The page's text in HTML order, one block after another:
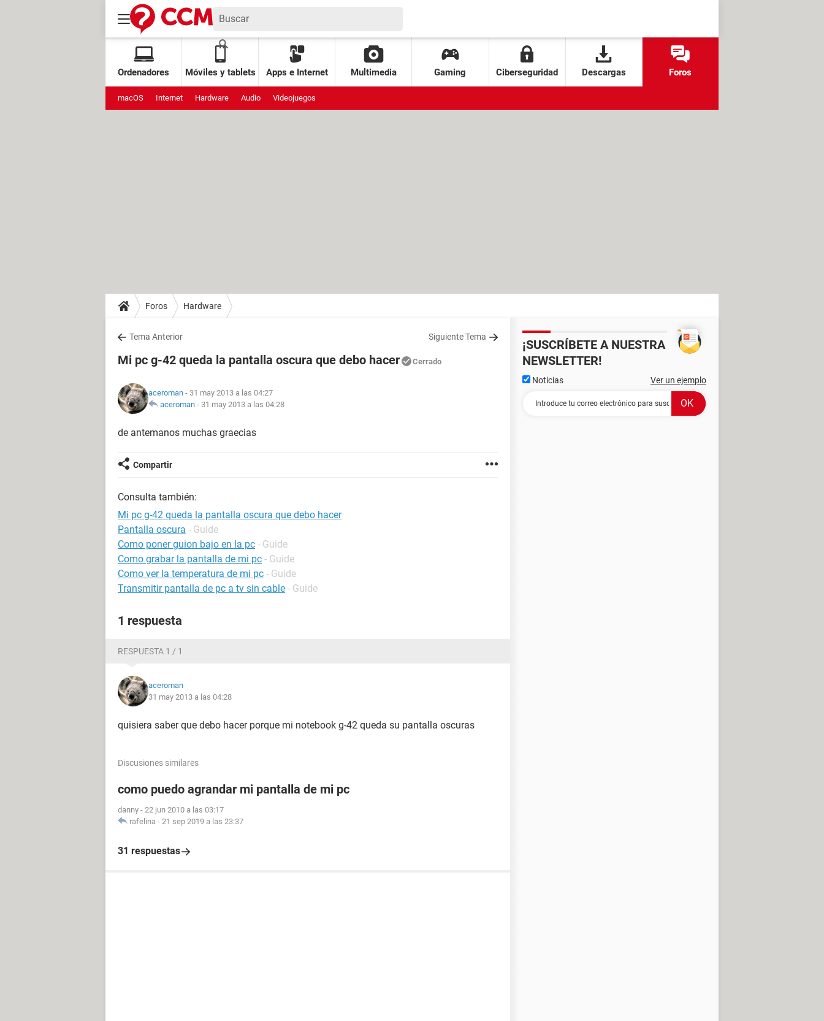
Ordenadores Móviles y tablets Apps e Internet Multimedia Gaming Ciberseguridad Descargas Foros
macOS Internet Hardware Audio Videojuegos
Foros Hardware
Tema Anterior Siguiente Tema
Mi pc g-42 queda la pantalla oscura que debo hacer Cerrado
aceroman - 31 may 2013 a las 04:27
aceroman - 31 may 2013 a las 04:28
de antemanos muchas graecias
Compartir
Consulta también:
Mi pc g-42 queda la pantalla oscura que debo hacer
Pantalla oscura - Guide
Como poner guion bajo en la pc - Guide
Como grabar la pantalla de mi pc - Guide
Como ver la temperatura de mi pc - Guide
Transmitir pantalla de pc a tv sin cable - Guide
1 respuesta
RESPUESTA 1 / 1
aceroman
31 may 2013 a las 04:28
quisiera saber que debo hacer porque mi notebook g-42 queda su pantalla oscuras
Discusiones similares
como puedo agrandar mi pantalla de mi pc
danny - 22 jun 2010 a las 03:17
rafelina - 21 sep 2019 a las 23:37
31 respuestas
¡SUSCRÍBETE A NUESTRA
NEWSLETTER!
Noticias Ver un ejemplo